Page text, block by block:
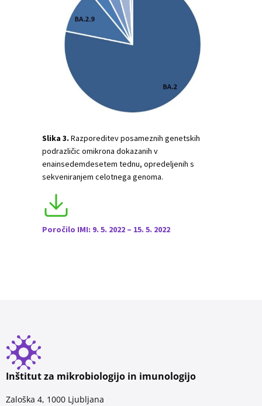
Slika 3. Razporeditev posameznih genetskih
podrazličic omikrona dokazanih v
enainsedemdesetem tednu, opredeljenih s
sekveniranjem celotnega genoma.
Poročilo IMI: 9. 5. 2022 – 15. 5. 2022
Inštitut za mikrobiologijo in imunologijo
Zaloška 4, 1000 Ljubljana